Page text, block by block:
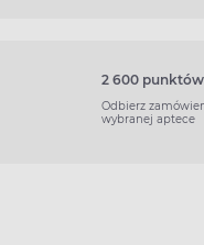
2 600
Odbierz
wybranej aptece